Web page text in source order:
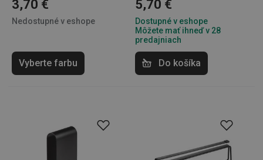
3,70 €
Nedostupné v eshope
Vyberte farbu
5,70 €
Dostupné v eshope
Môžete mať ihneď v 28
predajniach
Do košíka